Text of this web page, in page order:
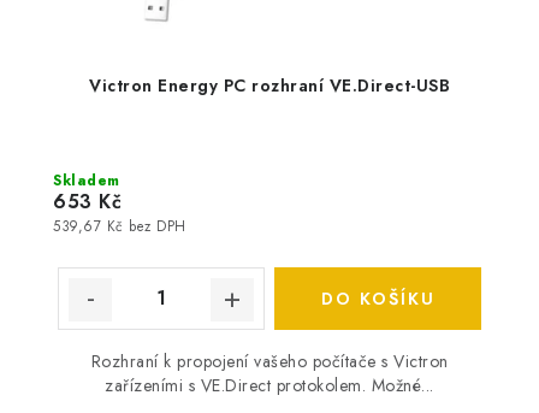
Victron Energy PC rozhraní VE.Direct-USB
Skladem
539,67 Kč bez DPH
653 Kč
DO KOŠÍKU
Rozhraní k propojení vašeho počítače s Victron
zařízeními s VE.Direct protokolem. Možné...